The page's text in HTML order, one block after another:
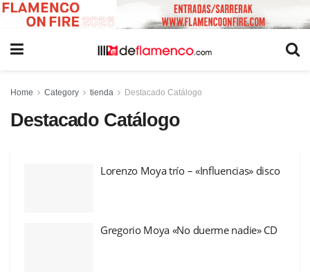
Home Category tienda Destacado Catálogo
Destacado Catálogo
Lorenzo Moya trío – «Influencias» disco
Gregorio Moya «No duerme nadie» CD